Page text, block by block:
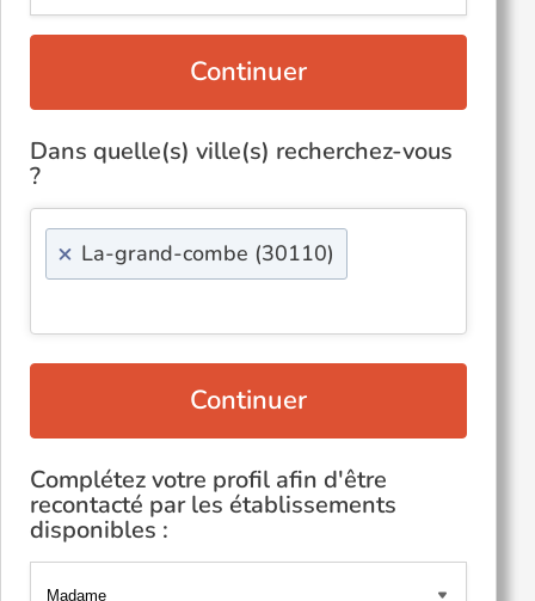
Continuer
Dans quelle(s) ville(s) recherchez-vous
?
× La-grand-combe (30110)
Continuer
Complétez votre profil afin d'être
recontacté par les établissements
disponibles :